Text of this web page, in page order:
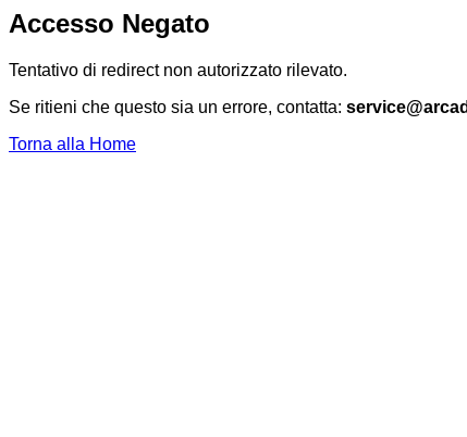
Accesso Negato
Tentativo di redirect non autorizzato rilevato.
Se ritieni che questo sia un errore, contatta:
Torna alla Home